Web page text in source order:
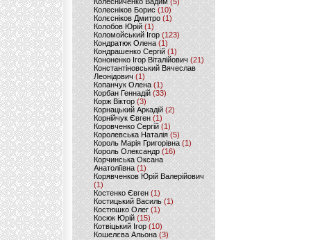
Колесніков Борис (10)
Колєсніков Дмитро (1)
Колобов Юрій (1)
Коломойський Ігор (123)
Кондратюк Олена(1)
Кондрашенко Сергій (1)
Кононенко Ігор Віталійович (21)
Константіновський Вячеслав
Леонідович (1)
Копанчук Олена (1)
Корбан Геннадій (33)
Корж Віктор (3)
Корнацький Аркадій (2)
Корнійчук Євген (1)
Коровченко Сергій (1)
Королевська Наталія(5)
Король Марія Григорівна (1)
Король Олександр (16)
Корчинська Оксана
Анатоліївна (1)
Корявченков Юрій Валерійович
(1)
Костенко Євген (1)
Костицький Василь (1)
Костюшко Олег (1)
Косюк Юрій (15)
Котвіцький Ігор (10)
Кошелєва Альона(3)